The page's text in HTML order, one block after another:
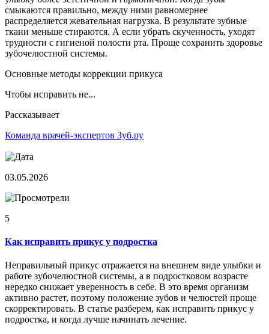
смыкаются правильно, между ними равномернее
распределяется жевательная нагрузка. В результате зубные
ткани меньше стираются. А если убрать скученность, уходят
трудности с гигиеной полости рта. Проще сохранить здоровье
зубочелюстной системы.
Основные методы коррекции прикуса
Чтобы исправить не...
Рассказывает
Команда врачей-экспертов Зуб.ру
03.05.2026
5
Как исправить прикус у подростка
Неправильный прикус отражается на внешнем виде улыбки и
работе зубочелюстной системы, а в подростковом возрасте
нередко снижает уверенность в себе. В это время организм
активно растет, поэтому положение зубов и челюстей проще
скорректировать. В статье разберем, как исправить прикус у
подростка, и когда лучше начинать лечение.